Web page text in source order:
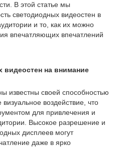
В этой статье мы
светодиодных видеостен в
и то, как их можно
впечатляющих впечатлений
видеостен на внимание
известны своей способностью
воздействие, что
для привлечения и
Высокое разрешение и
дисплеев могут
даже в ярко